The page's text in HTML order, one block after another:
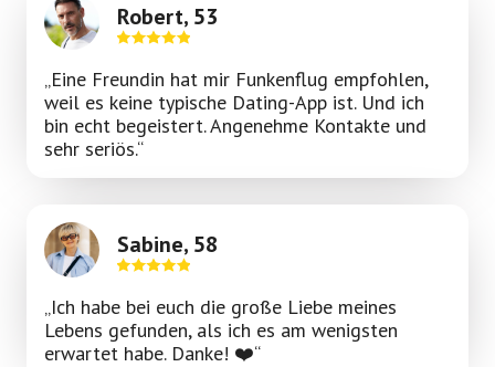
Robert, 53
„Eine Freundin hat mir Funkenflug empfohlen,
weil es keine typische Dating-App ist. Und ich
bin echt begeistert. Angenehme Kontakte und
sehr seriös.“
Sabine, 58
„Ich habe bei euch die große Liebe meines
Lebens gefunden, als ich es am wenigsten
erwartet habe. Danke! ❤️“